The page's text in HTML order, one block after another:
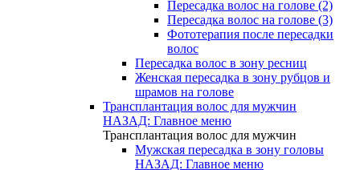
Пересадка волос на голове (2)
Пересадка волос на голове (3)
Фототерапия после пересадки
волос
Пересадка волос в зону ресниц
Женская пересадка в зону рубцов и
шрамов на голове
Трансплантация волос для мужчин
НАЗАД: Главное меню
Трансплантация волос для мужчин
Мужская пересадка в зону головы
НАЗАД: Главное меню